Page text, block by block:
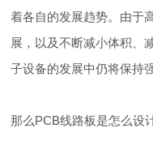
着各自的发展趋势。由于
展，以及不断减小体积、
子设备的发展中仍将保持
那么PCB线路板是怎么设